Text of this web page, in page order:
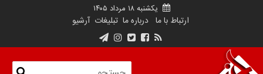
یکشنبه ۱۸ مرداد ۱۴۰۵
ارتباط با ما درباره ما تبلیغات آرشیو